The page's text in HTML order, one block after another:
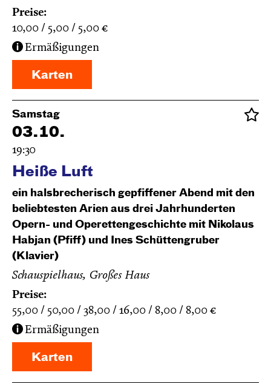
Preise:
10,00
5,00 5,00 €
Ermäßigungen
Karten
Samstag
03.10.
19:30
Heiße Luft
ein halsbrecherisch gepfiffener Abend mit den
beliebtesten Arien aus drei Jahrhunderten
Opern- und Operettengeschichte mit Nikolaus
Habjan (Pfiff) und Ines Schüttengruber
(Klavier)
Schauspielhaus, Großes Haus
Preise:
55,00
50,00 38,00 16,00 8,00 8,00 €
Ermäßigungen
Karten